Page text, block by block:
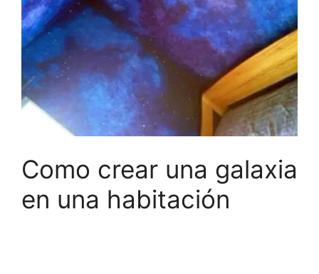
Como crear una galaxia
en una habitación